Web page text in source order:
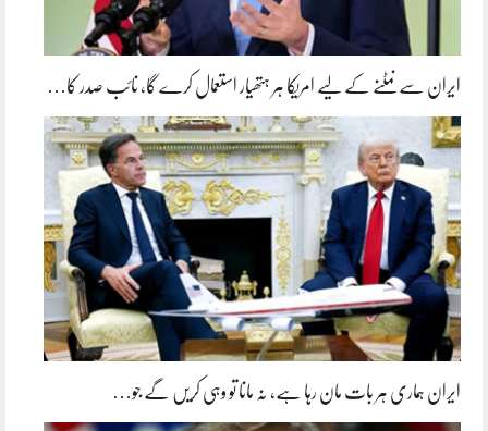
ایران سے نمٹنے کے لیے امریکا ہر ہتھیار استعمال کرے گا، نائب صدر کا…
ایران ہماری ہر بات مان رہا ہے، نہ مانا تو وہی کریں گے جو…